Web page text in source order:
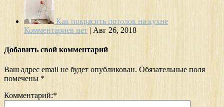
Как покрасить потолок на кухне
Комментариев нет | Авг 26, 2018
Добавить свой комментарий
Ваш адрес email не будет опубликован. Обязательные поля
помечены *
Комментарий:*